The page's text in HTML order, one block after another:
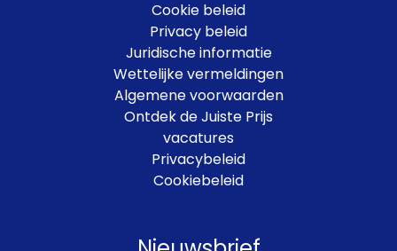
Cookie beleid
Privacy beleid
Juridische informatie
Wettelijke vermeldingen
Algemene voorwaarden
Ontdek de Juiste Prijs
vacatures
Privacybeleid
Cookiebeleid